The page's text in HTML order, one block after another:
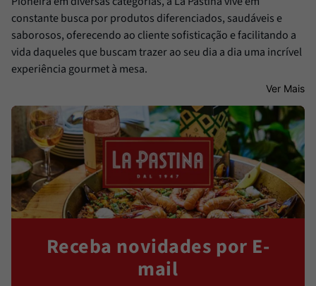
constante busca por produtos diferenciados, saudáveis e
saborosos, oferecendo ao cliente sofisticação e facilitando a
vida daqueles que buscam trazer ao seu dia a dia uma incrível
experiência gourmet à mesa.
Ver Mais
Receba novidades por E-
mail